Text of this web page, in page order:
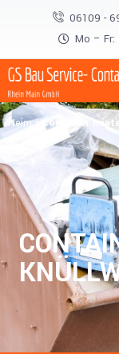
06109 -
Mo – Fr:
Heim|Container